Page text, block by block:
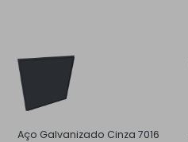
Aço Galvanizado Cinza 7016